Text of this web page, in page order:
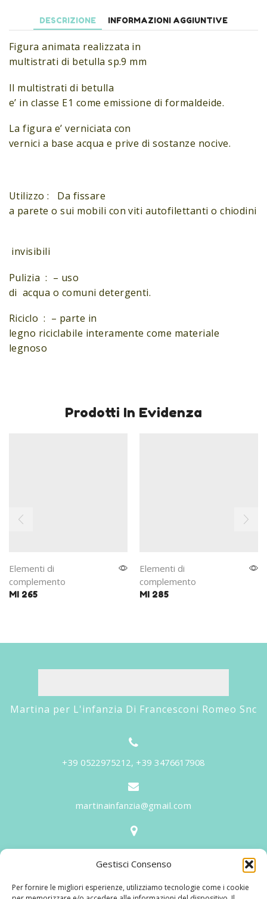
Gestisci Consenso
Per fornire le migliori esperienze, utilizziamo tecnologie come i cookie
DESCRIZIONE INFORMAZIONI AGGIUNTIVE
Figura animata realizzata in
multistrati di betulla sp.9 mm
Il multistrati di betulla
e’ in classe E1 come emissione di formaldeide.
La figura e’ verniciata con
vernici a base acqua e prive di sostanze nocive.
Utilizzo : Da fissare
a parete o sui mobili con viti autofilettanti o chiodini
invisibili
Pulizia : – uso
di acqua o comuni detergenti.
Riciclo : – parte in
legno riciclabile interamente come materiale
legnoso
Prodotti In Evidenza
Elementi di
complemento
MI 265
Elementi di
complemento
MI 285
Martina per L'infanzia Di Francesconi Romeo Snc
+39 0522975212, +39 3476617908
martinainfanzia@gmail.com
V.le Tiziano, 20 - 42046 Reggiolo